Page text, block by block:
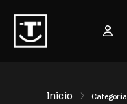
Inicio Categoría